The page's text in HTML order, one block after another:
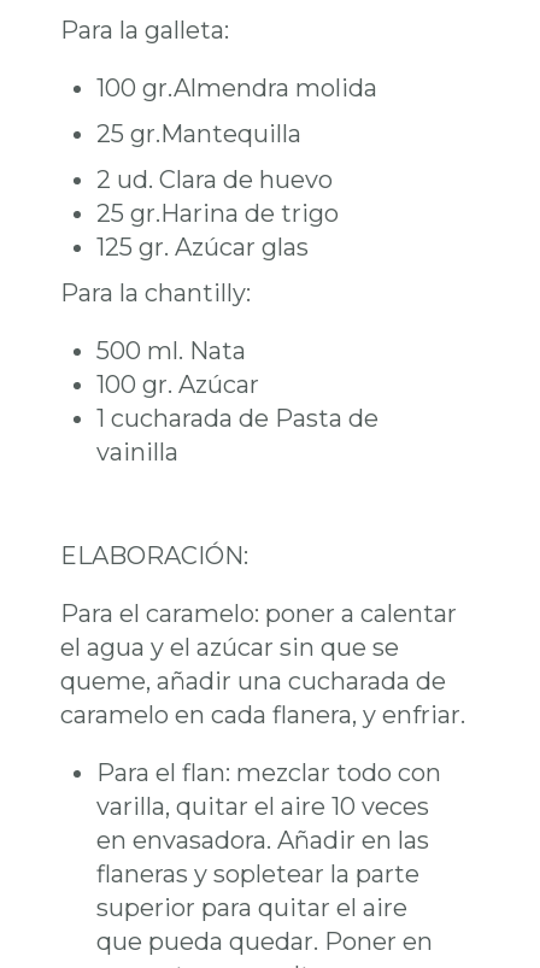
Para la galleta:
100 gr.Almendra molida
25 gr.Mantequilla
2 ud. Clara de huevo
25 gr.Harina de trigo
125 gr. Azúcar glas
Para la chantilly:
500 ml. Nata
100 gr. Azúcar
1 cucharada de Pasta de
vainilla
ELABORACIÓN:
Para el caramelo: poner a calentar
el agua y el azúcar sin que se
queme, añadir una cucharada de
caramelo en cada flanera, y enfriar.
Para el flan: mezclar todo con
varilla, quitar el aire 10 veces
en envasadora. Añadir en las
flaneras y sopletear la parte
superior para quitar el aire
que pueda quedar. Poner en